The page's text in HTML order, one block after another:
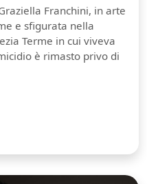
Franchini, in arte
e sfigurata nella
Terme in cui viveva
è rimasto privo di